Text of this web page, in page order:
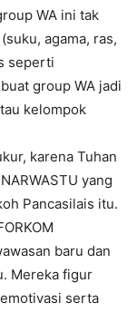
WA ini tak
agama, ras,
seperti
group WA jadi
kelompok
karena Tuhan
yang
Pancasilais itu.
baru dan
Mereka figur
serta